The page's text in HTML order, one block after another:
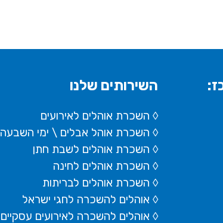
השירותים שלנו
◊ השכרת אוהלים לאירועים
◊ השכרת אוהל אבלים \ ימי השבעה
◊ השכרת אוהלים לשבת חתן
◊ השכרת אוהלים לחינה
◊ השכרת אוהלים לבריתות
◊ אוהלים להשכרה לחגי ישראל
◊ אוהלים להשכרה לאירועים עסקיים